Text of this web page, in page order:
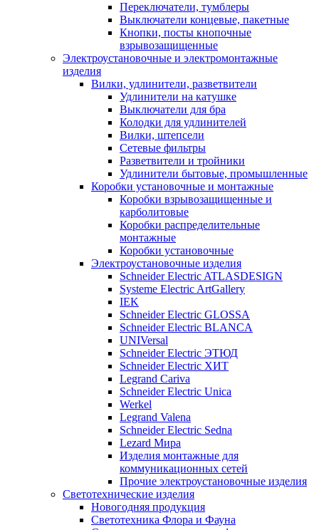
Переключатели, тумблеры
Выключатели концевые, пакетные
Кнопки, посты кнопочные
взрывозащищенные
Электроустановочные и электромонтажные
изделия
Вилки, удлинители, разветвители
Удлинители на катушке
Выключатели для бра
Колодки для удлинителей
Вилки, штепсели
Сетевые фильтры
Разветвители и тройники
Удлинители бытовые, промышленные
Коробки установочные и монтажные
Коробки взрывозащищенные и
карболитовые
Коробки распределительные
монтажные
Коробки установочные
Электроустановочные изделия
Schneider Electric ATLASDESIGN
Systeme Electric ArtGallery
IEK
Schneider Electric GLOSSA
Schneider Electric BLANCA
UNIVersal
Schneider Electric ЭТЮД
Schneider Electric ХИТ
Legrand Cariva
Schneider Electric Unica
Werkel
Legrand Valena
Schneider Electric Sedna
Lezard Мира
Изделия монтажные для
коммуникационных сетей
Прочие электроустановочные изделия
Светотехнические изделия
Новогодняя продукция
Светотехника Флора и Фауна